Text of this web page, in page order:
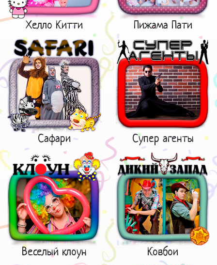
Хелло Китти Пижама Пати
Сафари Супер агенты
Веселый клоун Ковбои